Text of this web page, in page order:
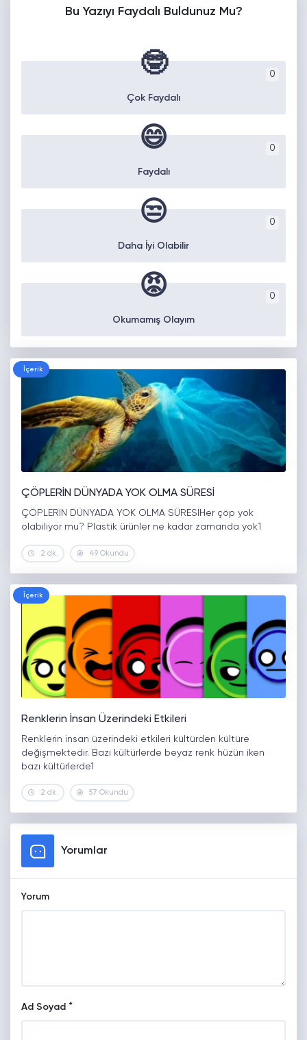
Bu Yazıyı Faydalı Buldunuz Mu?
0
🤓
Çok Faydalı
0
😄
Faydalı
0
😒
Daha İyi Olabilir
0
😡
Okumamış Olayım
İçerik
ÇÖPLERİN DÜNYADA YOK OLMA SÜRESİ
ÇÖPLERİN DÜNYADA YOK OLMA SÜRESİHer çöp yok
olabiliyor mu? Plastik ürünler ne kadar zamanda yok1
2 dk. 49 Okundu
İçerik
Renklerin İnsan Üzerindeki Etkileri
Renklerin insan üzerindeki etkileri kültürden kültüre
değişmektedir. Bazı kültürlerde beyaz renk hüzün iken
bazı kültürlerde1
2 dk. 57 Okundu
Yorumlar
Yorum
Ad Soyad *